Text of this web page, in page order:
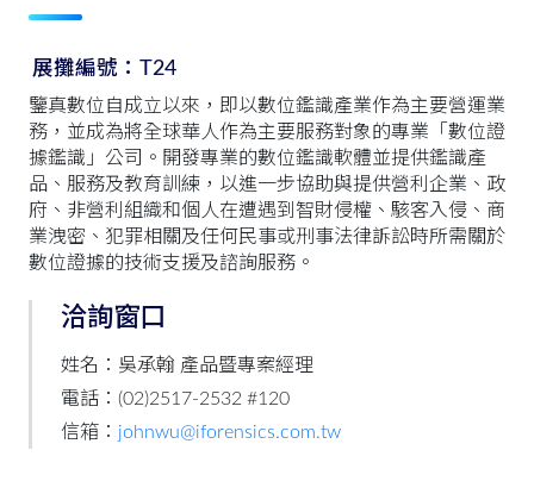
展攤編號：T24
鑒真數位自成立以來，即以數位鑑識產業作為主要營運業
務，並成為將全球華人作為主要服務對象的專業「數位證
據鑑識」公司。開發專業的數位鑑識軟體並提供鑑識產
品、服務及教育訓練，以進一步協助與提供營利企業、政
府、非營利組織和個人在遭遇到智財侵權、駭客入侵、商
業洩密、犯罪相關及任何民事或刑事法律訴訟時所需關於
數位證據的技術支援及諮詢服務。
洽詢窗口
姓名：吳承翰 產品暨專案經理
電話：(02)2517-2532 #120
信箱： johnwu@iforensics.com.tw